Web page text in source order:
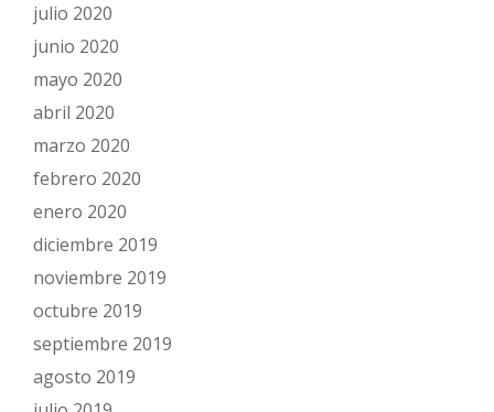
julio 2020
junio 2020
mayo 2020
abril 2020
marzo 2020
febrero 2020
enero 2020
diciembre 2019
noviembre 2019
octubre 2019
septiembre 2019
agosto 2019